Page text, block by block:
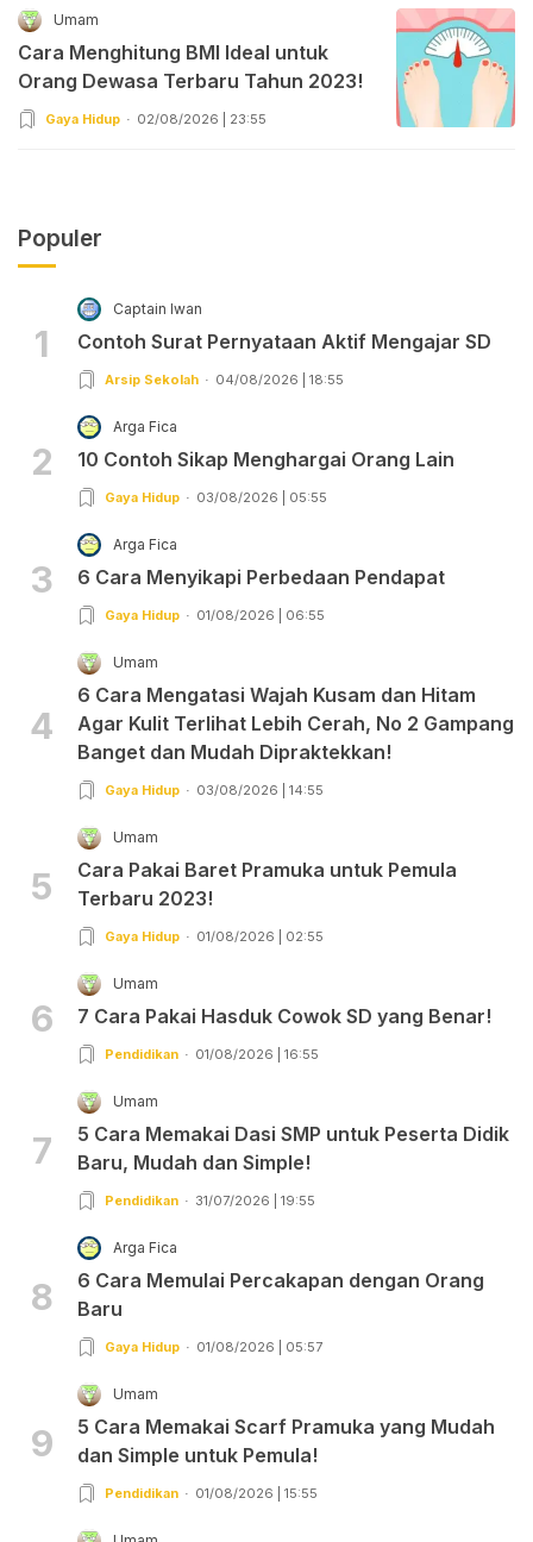
Umam
Cara Menghitung BMI Ideal untuk
Orang Dewasa Terbaru Tahun 2023!
Gaya Hidup 02/08/2026 | 23:55
Populer
1
Captain Iwan
Contoh Surat Pernyataan Aktif Mengajar SD
Arsip Sekolah 04/08/2026 | 18:55
2
Arga Fica
10 Contoh Sikap Menghargai Orang Lain
Gaya Hidup 03/08/2026 | 05:55
3
Arga Fica
6 Cara Menyikapi Perbedaan Pendapat
Gaya Hidup 01/08/2026 | 06:55
4
Umam
6 Cara Mengatasi Wajah Kusam dan Hitam
Agar Kulit Terlihat Lebih Cerah, No 2 Gampang
Banget dan Mudah Dipraktekkan!
Gaya Hidup 03/08/2026 | 14:55
5
Umam
Cara Pakai Baret Pramuka untuk Pemula
Terbaru 2023!
Gaya Hidup 01/08/2026 | 02:55
6
Umam
7 Cara Pakai Hasduk Cowok SD yang Benar!
Pendidikan 01/08/2026 | 16:55
7
Umam
5 Cara Memakai Dasi SMP untuk Peserta Didik
Baru, Mudah dan Simple!
Pendidikan 31/07/2026 | 19:55
8
Arga Fica
6 Cara Memulai Percakapan dengan Orang
Baru
Gaya Hidup 01/08/2026 | 05:57
9
Umam
5 Cara Memakai Scarf Pramuka yang Mudah
dan Simple untuk Pemula!
Pendidikan 01/08/2026 | 15:55